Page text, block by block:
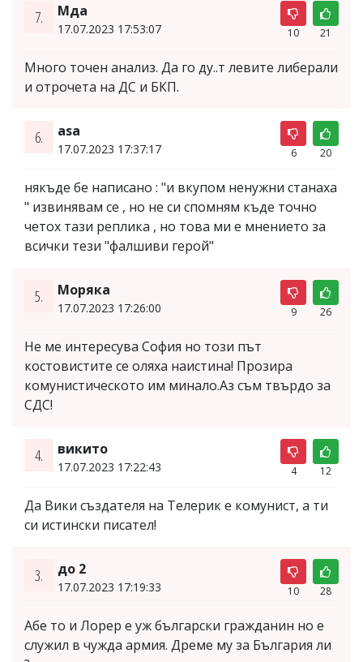
7. Мда
17.07.2023 17:53:07 10 21
Много точен анализ. Да го ду..т левите либерали
и отрочета на ДС и БКП.
6. asa
17.07.2023 17:37:17 6 20
някъде бе написано : "и вкупом ненужни станаха
" извинявам се , но не си спомням къде точно
четох тази реплика , но това ми е мнението за
всички тези "фалшиви герой"
5. Моряка
17.07.2023 17:26:00 9 26
Не ме интересува София но този път
костовистите се оляха наистина! Прозира
комунистическото им минало.Аз съм твърдо за
СДС!
4. викито
17.07.2023 17:22:43 4 12
Да Вики създателя на Телерик е комунист, а ти
си истински писател!
3. до 2
17.07.2023 17:19:33 10 28
Абе то и Лорер е уж български гражданин но е
служил в чужда армия. Дреме му за България ли